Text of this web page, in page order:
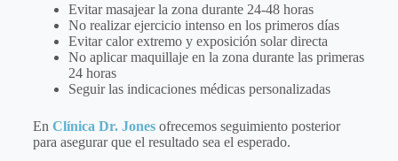
Evitar masajear la zona durante 24-48 horas
No realizar ejercicio intenso en los primeros días
Evitar calor extremo y exposición solar directa
No aplicar maquillaje en la zona durante las primeras
24 horas
Seguir las indicaciones médicas personalizadas
En Clínica Dr. Jonesofrecemos seguimiento posterior
para asegurar que el resultado sea el esperado.